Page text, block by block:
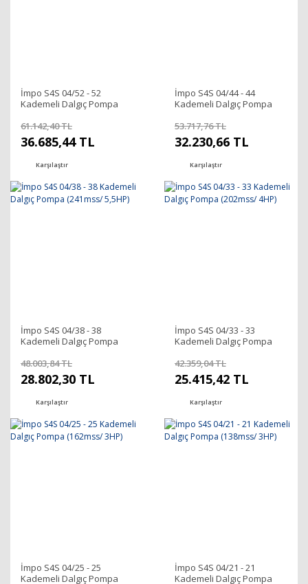
İmpo S4S 04/52 - 52
Kademeli Dalgıç Pompa
61.142,40 TL
36.685,44 TL
Karşılaştır
İmpo S4S 04/44 - 44
Kademeli Dalgıç Pompa
53.717,76 TL
32.230,66 TL
Karşılaştır
İmpo S4S 04/38 - 38
Kademeli Dalgıç Pompa
48.003,84 TL
28.802,30 TL
Karşılaştır
İmpo S4S 04/33 - 33
Kademeli Dalgıç Pompa
42.359,04 TL
25.415,42 TL
Karşılaştır
İmpo S4S 04/25 - 25
Kademeli Dalgıç Pompa
İmpo S4S 04/21 - 21
Kademeli Dalgıç Pompa